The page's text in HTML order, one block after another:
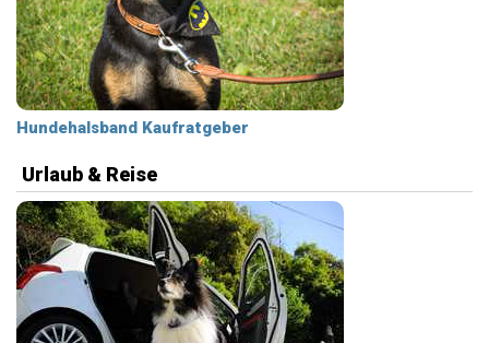
Hundehalsband Kaufratgeber
Urlaub & Reise